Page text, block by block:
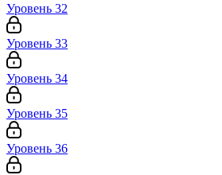
Уровень 32
Уровень 33
Уровень 34
Уровень 35
Уровень 36